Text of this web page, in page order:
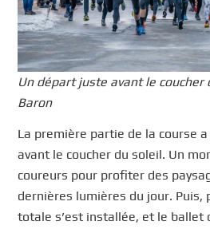
Un départ juste avant le
Baron
La première partie de la course
avant le coucher du soleil. Un
coureurs pour profiter des
dernières lumières du jour. Puis,
totale s’est installée, et le ballet